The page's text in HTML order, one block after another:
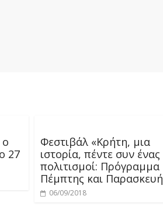
ο
27
Φεστιβάλ «Κρήτη, μια
ιστορία, πέντε συν ένας
πολιτισμοί: Πρόγραμμα
Πέμπτης και Παρασκευή
06/09/2018